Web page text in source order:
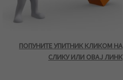
ПОПУНИТЕ УПИТНИК КЛИКОМ НА
СЛИКУ ИЛИ ОВАЈ ЛИНК